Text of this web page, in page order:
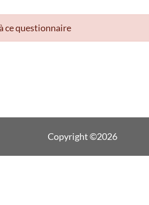
ce questionnaire
Copyright ©2026